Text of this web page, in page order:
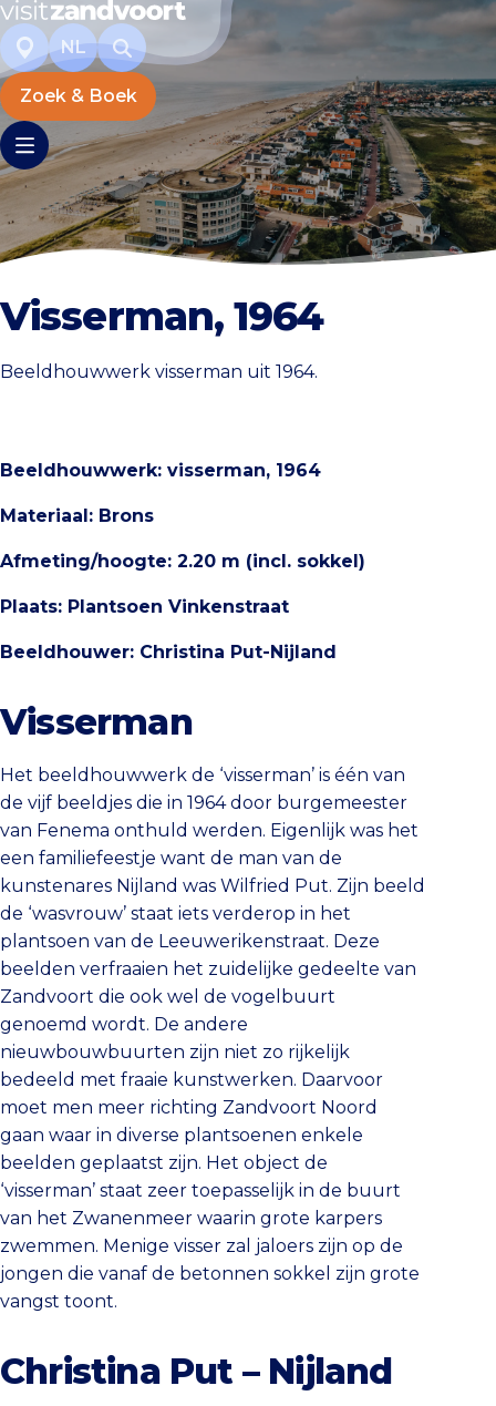
NL
Zoek & Boek
Visserman, 1964
Beeldhouwwerk visserman uit 1964.
Beeldhouwwerk: visserman, 1964
Materiaal: Brons
Afmeting/hoogte: 2.20 m (incl. sokkel)
Plaats: Plantsoen Vinkenstraat
Beeldhouwer: Christina Put-Nijland
Visserman
Het beeldhouwwerk de ‘visserman’ is één van
de vijf beeldjes die in 1964 door burgemeester
van Fenema onthuld werden. Eigenlijk was het
een familiefeestje want de man van de
kunstenares Nijland was Wilfried Put. Zijn beeld
de ‘wasvrouw’ staat iets verderop in het
plantsoen van de Leeuwerikenstraat. Deze
beelden verfraaien het zuidelijke gedeelte van
Zandvoort die ook wel de vogelbuurt
genoemd wordt. De andere
nieuwbouwbuurten zijn niet zo rijkelijk
bedeeld met fraaie kunstwerken. Daarvoor
moet men meer richting Zandvoort Noord
gaan waar in diverse plantsoenen enkele
beelden geplaatst zijn. Het object de
‘visserman’ staat zeer toepasselijk in de buurt
van het Zwanenmeer waarin grote karpers
zwemmen. Menige visser zal jaloers zijn op de
jongen die vanaf de betonnen sokkel zijn grote
vangst toont.
Christina Put – Nijland